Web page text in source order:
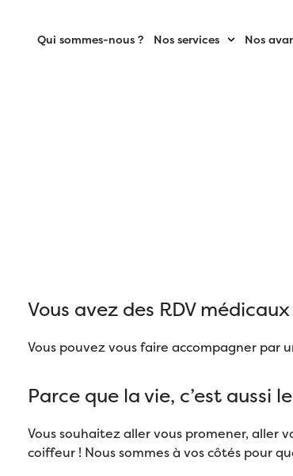
Qui sommes-nous ? Nos services Nos
Vous avez des RDV médicaux
Vous pouvez vous faire accompagner par
Parce que la vie, c’est aussi
Vous souhaitez aller vous promener, aller
coiffeur ! Nous sommes à vos côtés pour